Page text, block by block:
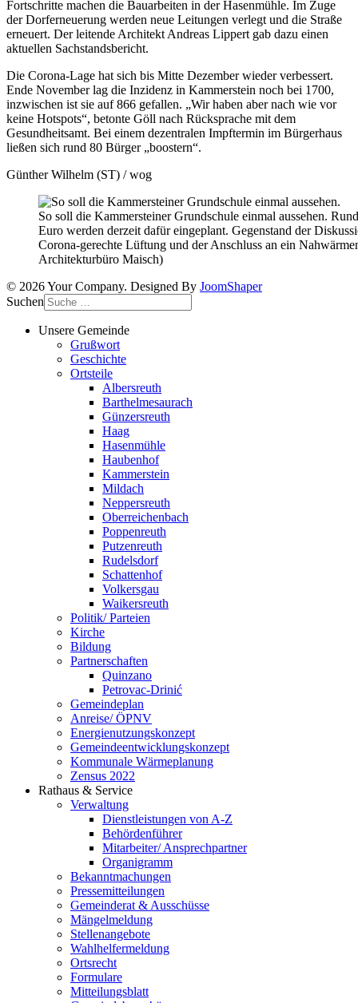
Fortschritte machen die Bauarbeiten in der Hasenmühle. Im Zuge
der Dorferneuerung werden neue Leitungen verlegt und die Straße
erneuert. Der leitende Architekt Andreas Lippert gab dazu einen
aktuellen Sachstandsbericht.
Die Corona-Lage hat sich bis Mitte Dezember wieder verbessert.
Ende November lag die Inzidenz in Kammerstein noch bei 1700,
inzwischen ist sie auf 866 gefallen. „Wir haben aber nach wie vor
keine Hotspots“, betonte Göll nach Rücksprache mit dem
Gesundheitsamt. Bei einem dezentralen Impftermin im Bürgerhaus
ließen sich rund 80 Bürger „boostern“.
Günther Wilhelm (ST) / wog
So soll die Kammersteiner Grundschule einmal aussehen.
Euro werden derzeit dafür eingeplant. Gegenstand der
Corona-gerechte Lüftung und der Anschluss an ein
Architekturbüro Maisch)
© 2026 Your Company. Designed By JoomShaper
Suchen
Unsere Gemeinde
Grußwort
Geschichte
Ortsteile
Albersreuth
Barthelmesaurach
Günzersreuth
Haag
Hasenmühle
Haubenhof
Kammerstein
Mildach
Neppersreuth
Oberreichenbach
Poppenreuth
Putzenreuth
Rudelsdorf
Schattenhof
Volkersgau
Waikersreuth
Politik/ Parteien
Kirche
Bildung
Partnerschaften
Quinzano
Petrovac-Drinić
Gemeindeplan
Anreise/ ÖPNV
Energienutzungskonzept
Gemeindeentwicklungs­konzept
Kommunale Wärmeplanung
Zensus 2022
Rathaus & Service
Verwaltung
Dienstleistungen von A-Z
Behördenführer
Mitarbeiter/ Ansprechpartner
Organigramm
Bekanntmachungen
Pressemitteilungen
Gemeinderat & Ausschüsse
Mängelmeldung
Stellenangebote
Wahlhelfermeldung
Ortsrecht
Formulare
Mitteilungsblatt